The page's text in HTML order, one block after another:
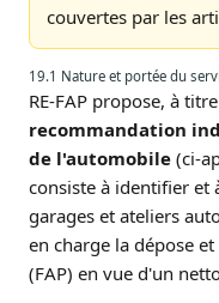
couvertes par les
19.1 Nature et portée du
RE-FAP propose, à
recommandation
de l'automobile (ci-
consiste à identifier et
garages et ateliers
en charge la dépose
(FAP) en vue d'un